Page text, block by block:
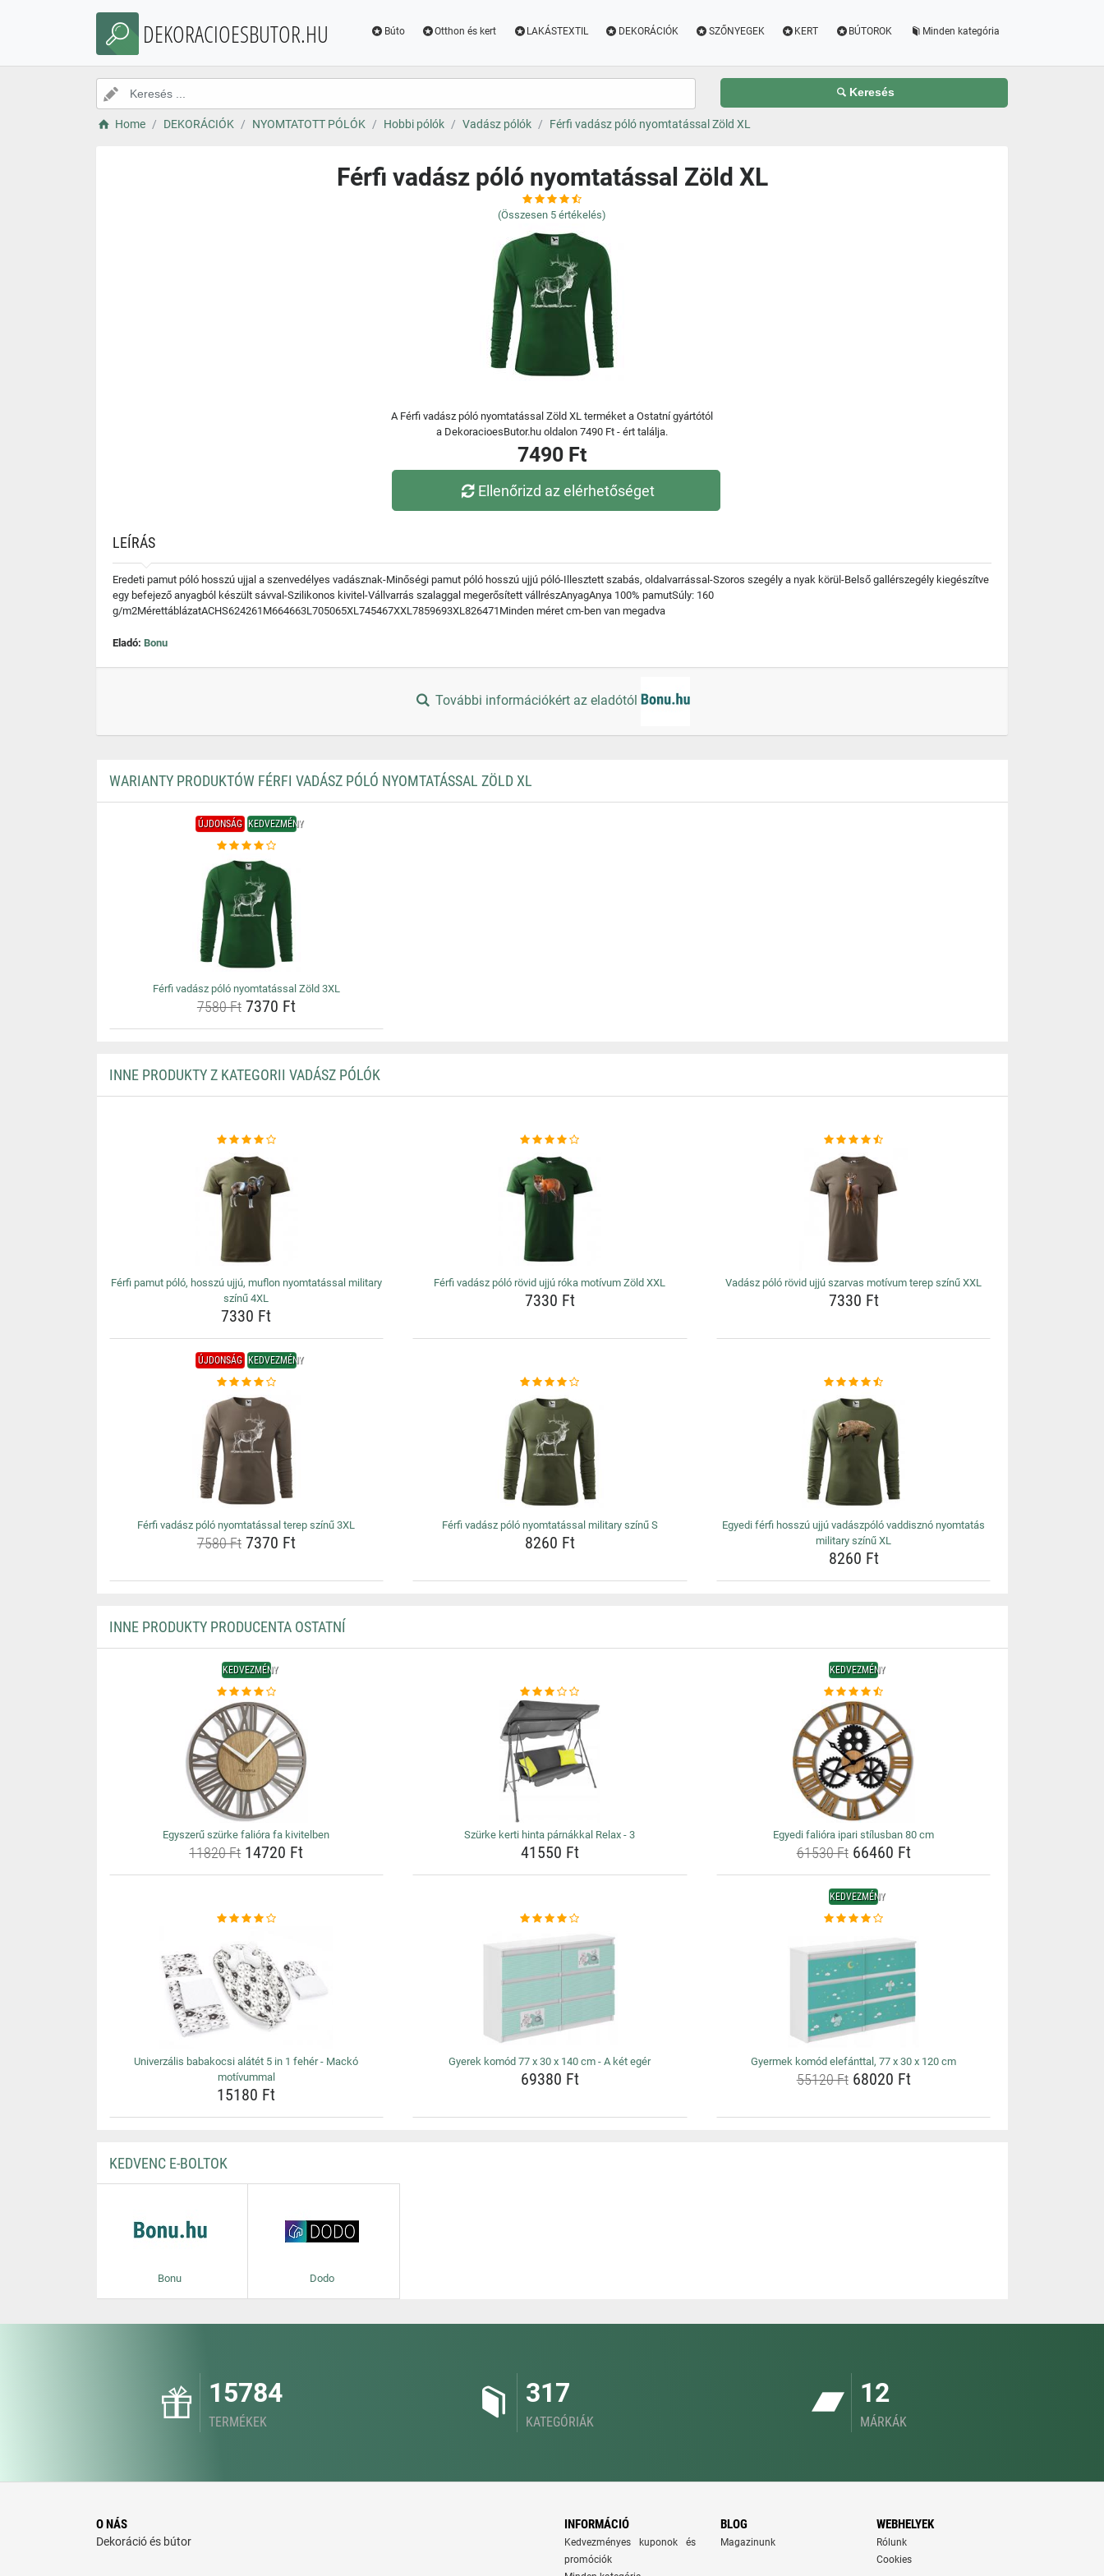
DEKORACIOESBUTOR.HU Búto Otthon és kert LAKÁSTEXTIL DEKORÁCIÓK SZŐNYEGEK KERT BÚTOROK Minden kategória
Keresés
Home DEKORÁCIÓK NYOMTATOTT PÓLÓK Hobbi pólók Vadász pólók Férfi vadász póló nyomtatással Zöld XL
Férfi vadász póló nyomtatással Zöld XL
(Összesen 5 értékelés)
A Férfi vadász póló nyomtatással Zöld XL terméket a Ostatní gyártótól
a DekoracioesButor.hu oldalon 7490 Ft - ért találja.
7490 Ft
Ellenőrizd az elérhetőséget
LEÍRÁS
Eredeti pamut póló hosszú ujjal a szenvedélyes vadásznak-Minőségi pamut póló hosszú ujjú póló-Illesztett szabás, oldalvarrással-Szoros szegély a nyak körül-Belső gallérszegély kiegészítve
egy befejező anyagból készült sávval-Szilikonos kivitel-Vállvarrás szalaggal megerősített vállrészAnyagAnya 100% pamutSúly: 160
g/m2MérettáblázatACHS624261M664663L705065XL745467XXL7859693XL826471Minden méret cm-ben van megadva
Eladó: Bonu
További információkért az eladótól
WARIANTY PRODUKTÓW FÉRFI VADÁSZ PÓLÓ NYOMTATÁSSAL ZÖLD XL
ÚJDONSÁG KEDVEZMÉNY
Férfi vadász póló nyomtatással Zöld 3XL
7580 Ft7370 Ft
INNE PRODUKTY Z KATEGORII VADÁSZ PÓLÓK
Férfi pamut póló, hosszú ujjú, muflon nyomtatással military
színű 4XL
7330 Ft
Férfi vadász póló rövid ujjú róka motívum Zöld XXL
7330 Ft
Vadász póló rövid ujjú szarvas motívum terep színű XXL
7330 Ft
ÚJDONSÁG KEDVEZMÉNY
Férfi vadász póló nyomtatással terep színű 3XL
7580 Ft7370 Ft
Férfi vadász póló nyomtatással military színű S
8260 Ft
Egyedi férfi hosszú ujjú vadászpóló vaddisznó nyomtatás
military színű XL
8260 Ft
INNE PRODUKTY PRODUCENTA OSTATNÍ
KEDVEZMÉNY
Egyszerű szürke falióra fa kivitelben
11820 Ft14720 Ft
Szürke kerti hinta párnákkal Relax - 3
41550 Ft
KEDVEZMÉNY
Egyedi falióra ipari stílusban 80 cm
61530 Ft66460 Ft
Univerzális babakocsi alátét 5 in 1 fehér - Mackó
motívummal
15180 Ft
Gyerek komód 77 x 30 x 140 cm - A két egér
69380 Ft
KEDVEZMÉNY
Gyermek komód elefánttal, 77 x 30 x 120 cm
55120 Ft68020 Ft
KEDVENC E-BOLTOK
Bonu Dodo
15784
TERMÉKEK
317
KATEGÓRIÁK
12
MÁRKÁK
O NÁS
Dekoráció és bútor
INFORMÁCIÓ
Kedvezményes kuponok és
promóciók
BLOG
Magazinunk
WEBHELYEK
Rólunk
Cookies